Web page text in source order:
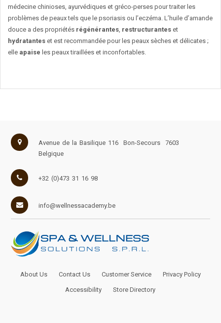
médecine chinioses, ayurvédiques et gréco-perses pour traiter les
problèmes de peaux tels que le psoriasis ou l’eczéma. L’huile d’amande
douce a des propriétés régénérantes restructurantes et
hydratantes et est recommandée pour les peaux sèches et délicates ;
elle apaise les peaux tiraillées et inconfortables.
Avenue de la Basilique 116 Bon-Secours
7603
Belgique
+32 (0)473 31 16 98
info@wellnessacademy.be
About Us Contact Us Customer Service Privacy Policy
Accessibility Store Directory